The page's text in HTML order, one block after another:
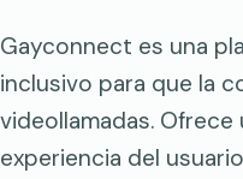
Gayconnect es una
inclusivo para que la
videollamadas.
experiencia del